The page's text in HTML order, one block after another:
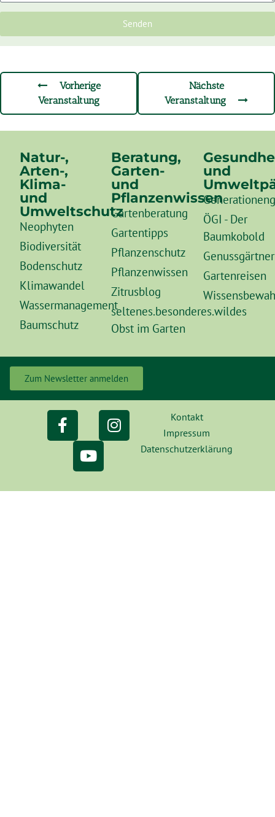
Senden
Vorherige
Veranstaltung
Nächste
Veranstaltung
Natur-,
Arten-,
Klima-
und
Umweltschutz
Neophyten
Biodiversität
Bodenschutz
Klimawandel
Wassermanagement
Baumschutz
Beratung,
Garten-
und
Pflanzenwissen
Gartenberatung
Gartentipps
Pflanzenschutz
Pflanzenwissen
Zitrusblog
seltenes.besonderes.wildes
Obst im Garten
und
ÖGI - Der
Baumkobold
Gartenreisen
Zum Newsletter anmelden
Kontakt
Impressum
Datenschutzerklärung